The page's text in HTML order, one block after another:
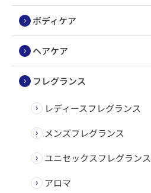
ボディケア
ヘアケア
フレグランス
レディースフレグランス
メンズフレグランス
ユニセックスフレグランス
アロマ